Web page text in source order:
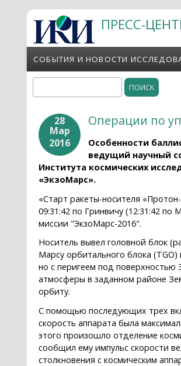
содержанию ПРЕСС-
СОБЫТИЯ И НОВОСТИ
Форма поиска
28
Мар
2016
Операции по
Особенности
ведущий научный
Института космических
«ЭкзоМарс».
«Старт ракеты-носителя
09:31:42 по Гринвичу (12:31:42
миссии "ЭкзоМарс-2016".
Носитель вывел головной блок
Марсу орбитального блока
но с перигеем под поверхностью
атмосферы в заданном районе
орбиту.
С помощью последующих трех
скорость аппарата была
этого произошло отделение
сообщил ему импульс скорости
столкновения с космическим